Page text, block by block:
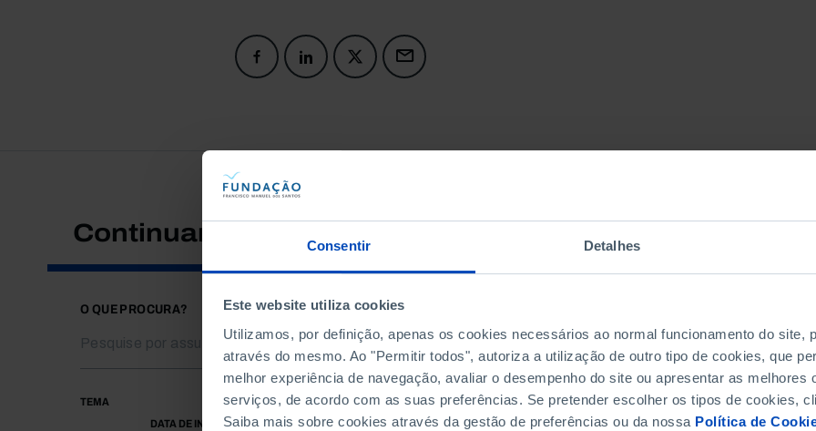
Consentir Detalhes
Este website utiliza cookies
Utilizamos, por definição, apenas os cookies necessários ao normal funcionamento do site,
através do mesmo. Ao "Permitir todos", autoriza a utilização de outro tipo de cookies, que
melhor experiência de navegação, avaliar o desempenho do site ou apresentar as melhores
serviços, de acordo com as suas preferências. Se pretender escolher os tipos de cookies,
Saiba mais sobre cookies através da gestão de preferências ou da nossa Política de
Continuar a pesquisar
O QUE PROCURA?
TEMA
DATA DE INÍCIO
DATA DE FIM